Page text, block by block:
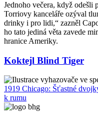
Jednoho večera, když odešli
Torriovy kanceláře ozýval
drinky i pro lidi,“ zazněl
ho tato jediná věta zavede
hranice Ameriky.
Koktejl Blind Tiger
1919 Chicago: Šťastné
k rumu